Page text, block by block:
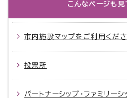
こんなページも見
市内施設マップをご利用くだ
投票所
パートナーシップ・ファミリー